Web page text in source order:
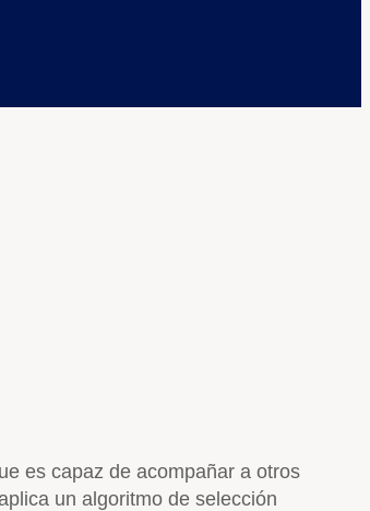
es capaz de acompañar a otros
un algoritmo de selección